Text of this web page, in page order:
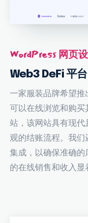
WordPress 网页
Web3 DeFi 平台
一家服装品牌希望
可以在线浏览和购
站，该网站具有现
观的结账流程。我
集成，以确保准确
的在线销售和收入显